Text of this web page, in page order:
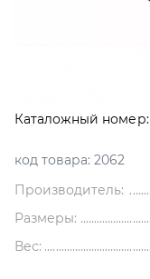
Каталожный номер:
код товара: 2062
Производитель:
Размеры:
Вес: